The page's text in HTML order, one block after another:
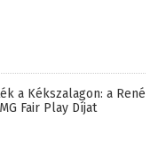
a Kékszalagon: a René
Fair Play Díjat